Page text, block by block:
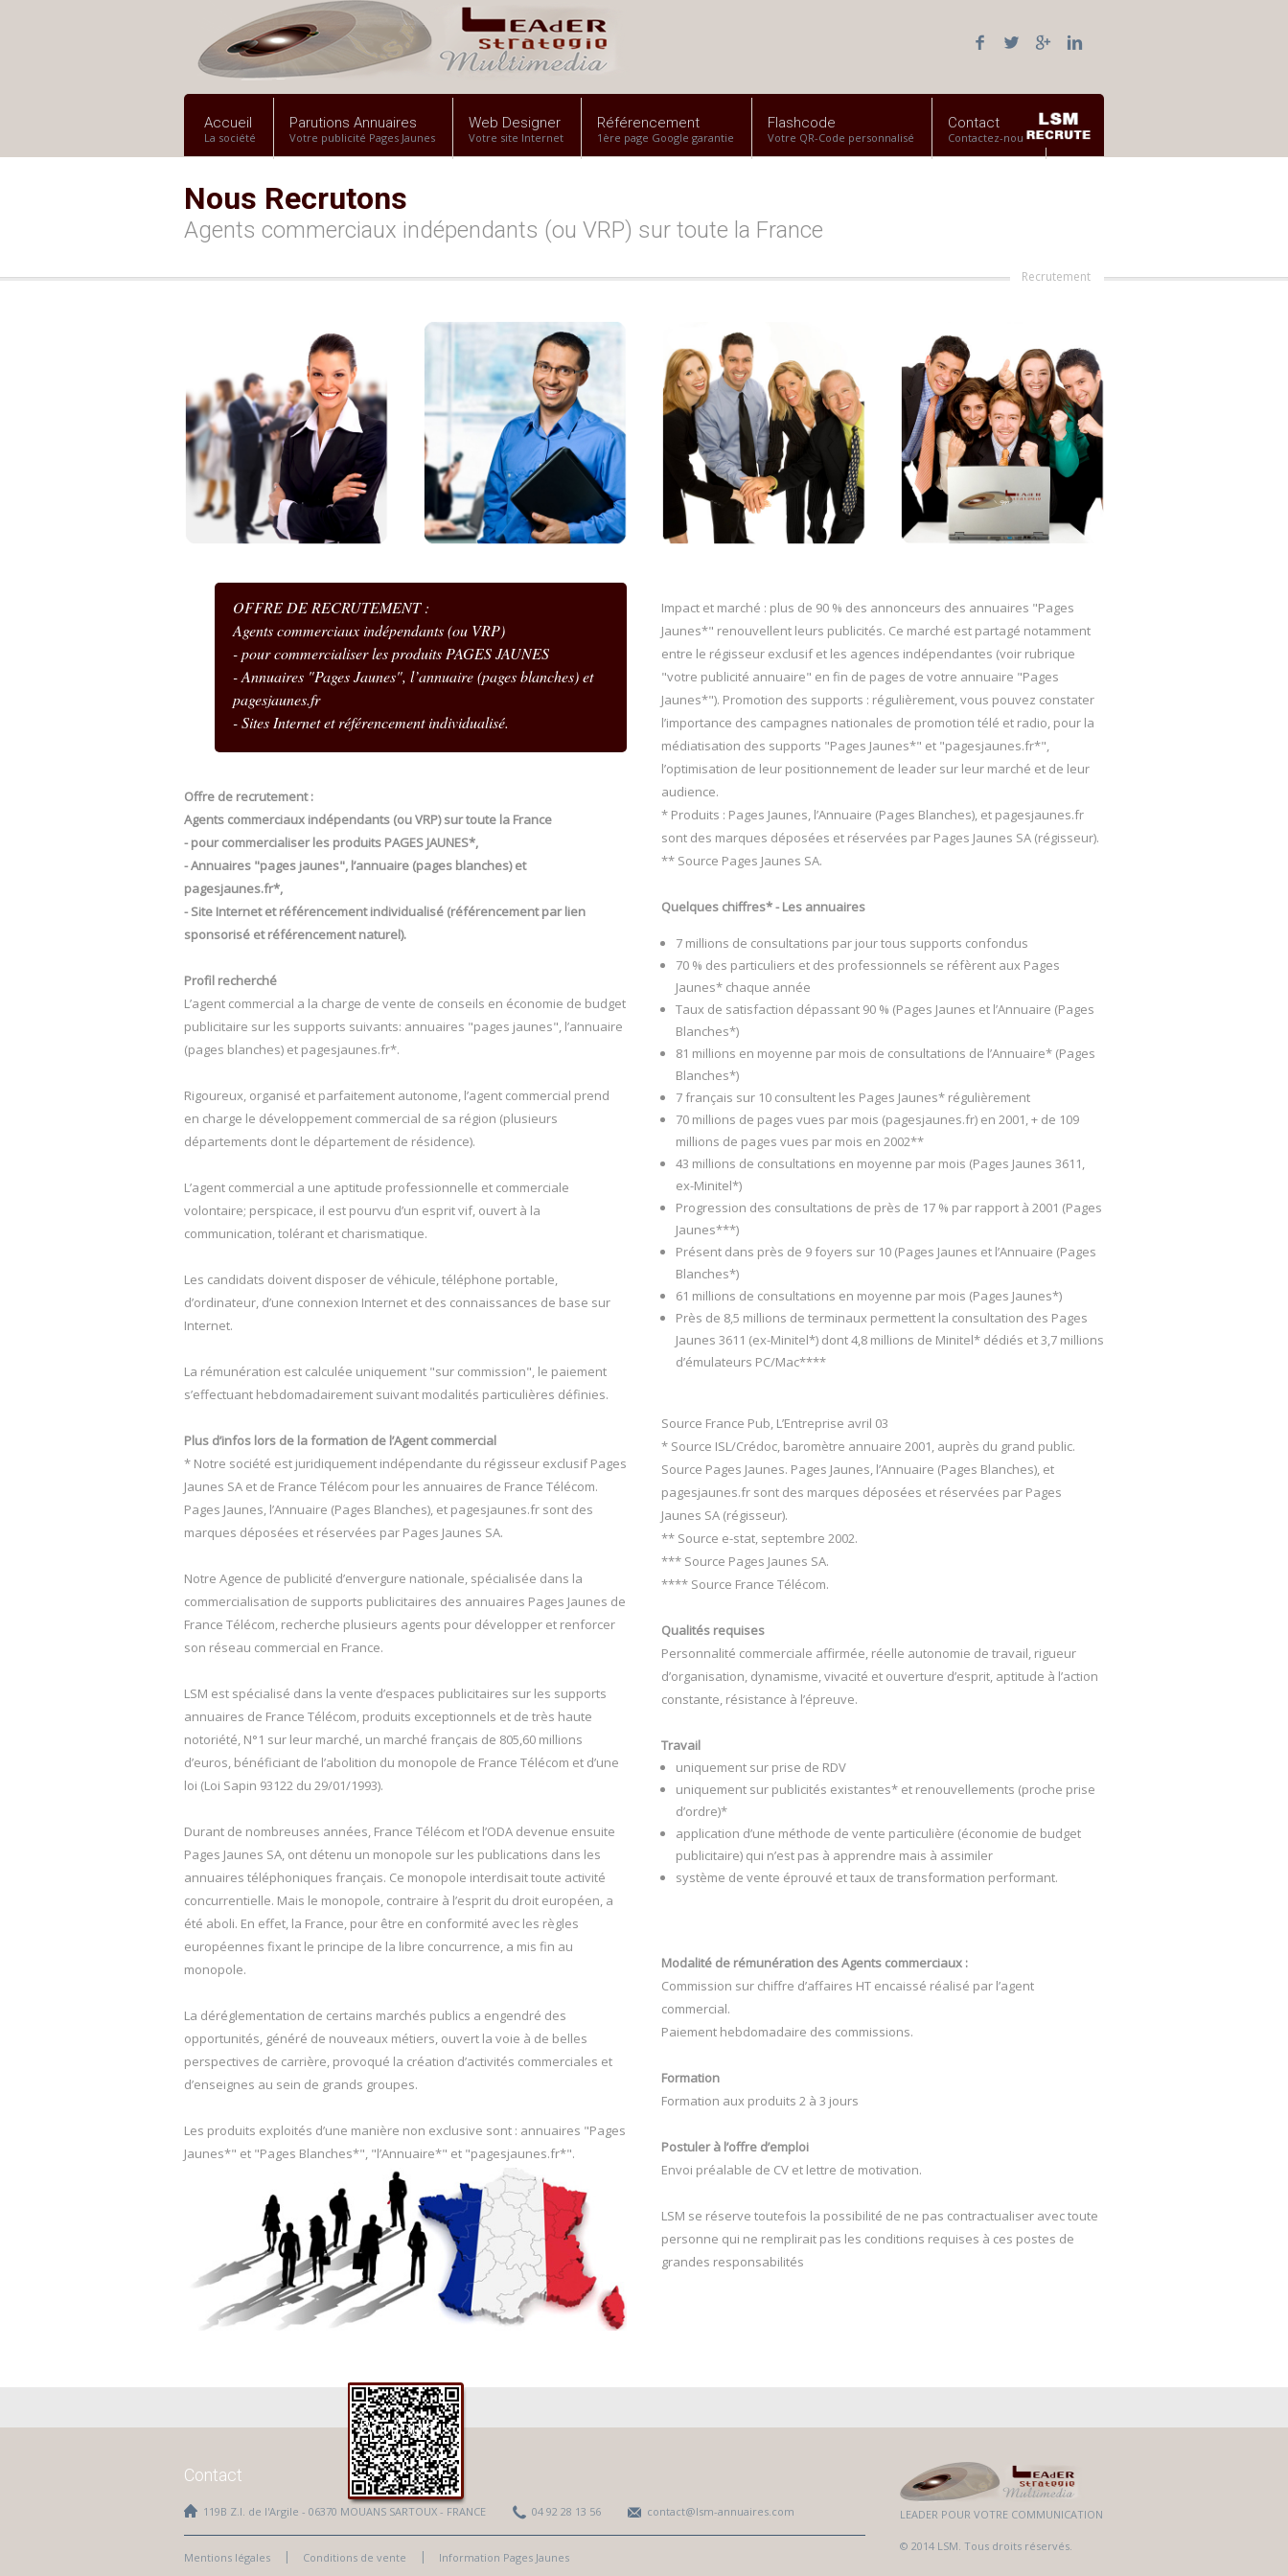
Accueil
La société
Parutions Annuaires
Votre publicité Pages Jaunes
Web Designer
Votre site Internet
Référencement
1ère page Google garantie
Flashcode
Votre QR-Code personnalisé
Contact
Contactez-nous
Nous Recrutons
Agents commerciaux indépendants (ou VRP) sur toute la France
Recrutement
OFFRE DE RECRUTEMENT :
Agents commerciaux indépendants (ou VRP)
- pour commercialiser les produits PAGES JAUNES
- Annuaires "Pages Jaunes", l’annuaire (pages blanches) et
pagesjaunes.fr
- Sites Internet et référencement individualisé.
Offre de recrutement :
Agents commerciaux indépendants (ou VRP) sur toute la France
- pour commercialiser les produits PAGES JAUNES*,
- Annuaires "pages jaunes", l’annuaire (pages blanches) et
pagesjaunes.fr*,
- Site Internet et référencement individualisé (référencement par lien
sponsorisé et référencement naturel).
Profil recherché
L’agent commercial a la charge de vente de conseils en économie de budget
publicitaire sur les supports suivants: annuaires "pages jaunes", l’annuaire
(pages blanches) et pagesjaunes.fr*.
Rigoureux, organisé et parfaitement autonome, l’agent commercial prend
en charge le développement commercial de sa région (plusieurs
départements dont le département de résidence).
L’agent commercial a une aptitude professionnelle et commerciale
volontaire; perspicace, il est pourvu d’un esprit vif, ouvert à la
communication, tolérant et charismatique.
Les candidats doivent disposer de véhicule, téléphone portable,
d’ordinateur, d’une connexion Internet et des connaissances de base sur
Internet.
La rémunération est calculée uniquement "sur commission", le paiement
s’effectuant hebdomadairement suivant modalités particulières définies.
Plus d’infos lors de la formation de l’Agent commercial
* Notre société est juridiquement indépendante du régisseur exclusif Pages
Jaunes SA et de France Télécom pour les annuaires de France Télécom.
Pages Jaunes, l’Annuaire (Pages Blanches), et pagesjaunes.fr sont des
marques déposées et réservées par Pages Jaunes SA.
Notre Agence de publicité d’envergure nationale, spécialisée dans la
commercialisation de supports publicitaires des annuaires Pages Jaunes de
France Télécom, recherche plusieurs agents pour développer et renforcer
son réseau commercial en France.
LSM est spécialisé dans la vente d’espaces publicitaires sur les supports
annuaires de France Télécom, produits exceptionnels et de très haute
notoriété, N°1 sur leur marché, un marché français de 805,60 millions
d’euros, bénéficiant de l’abolition du monopole de France Télécom et d’une
loi (Loi Sapin 93122 du 29/01/1993).
Durant de nombreuses années, France Télécom et l’ODA devenue ensuite
Pages Jaunes SA, ont détenu un monopole sur les publications dans les
annuaires téléphoniques français. Ce monopole interdisait toute activité
concurrentielle. Mais le monopole, contraire à l’esprit du droit européen, a
été aboli. En effet, la France, pour être en conformité avec les règles
européennes fixant le principe de la libre concurrence, a mis fin au
monopole.
La déréglementation de certains marchés publics a engendré des
opportunités, généré de nouveaux métiers, ouvert la voie à de belles
perspectives de carrière, provoqué la création d’activités commerciales et
d’enseignes au sein de grands groupes.
Les produits exploités d’une manière non exclusive sont : annuaires "Pages
Jaunes*" et "Pages Blanches*", "l’Annuaire*" et "pagesjaunes.fr*".
Impact et marché : plus de 90 % des annonceurs des annuaires "Pages
Jaunes*" renouvellent leurs publicités. Ce marché est partagé notamment
entre le régisseur exclusif et les agences indépendantes (voir rubrique
"votre publicité annuaire" en fin de pages de votre annuaire "Pages
Jaunes*"). Promotion des supports : régulièrement, vous pouvez constater
l’importance des campagnes nationales de promotion télé et radio, pour la
médiatisation des supports "Pages Jaunes*" et "pagesjaunes.fr*",
l’optimisation de leur positionnement de leader sur leur marché et de leur
audience.
* Produits : Pages Jaunes, l’Annuaire (Pages Blanches), et pagesjaunes.fr
sont des marques déposées et réservées par Pages Jaunes SA (régisseur).
** Source Pages Jaunes SA.
Quelques chiffres* - Les annuaires
7 millions de consultations par jour tous supports confondus
70 % des particuliers et des professionnels se réfèrent aux Pages
Jaunes* chaque année
Taux de satisfaction dépassant 90 % (Pages Jaunes et l’Annuaire (Pages
Blanches*)
81 millions en moyenne par mois de consultations de l’Annuaire* (Pages
Blanches*)
7 français sur 10 consultent les Pages Jaunes* régulièrement
70 millions de pages vues par mois (pagesjaunes.fr) en 2001, + de 109
millions de pages vues par mois en 2002**
43 millions de consultations en moyenne par mois (Pages Jaunes 3611,
ex-Minitel*)
Progression des consultations de près de 17 % par rapport à 2001 (Pages
Jaunes***)
Présent dans près de 9 foyers sur 10 (Pages Jaunes et l’Annuaire (Pages
Blanches*)
61 millions de consultations en moyenne par mois (Pages Jaunes*)
Près de 8,5 millions de terminaux permettent la consultation des Pages
Jaunes 3611 (ex-Minitel*) dont 4,8 millions de Minitel* dédiés et 3,7 millions
d’émulateurs PC/Mac****
Source France Pub, L’Entreprise avril 03
* Source ISL/Crédoc, baromètre annuaire 2001, auprès du grand public.
Source Pages Jaunes. Pages Jaunes, l’Annuaire (Pages Blanches), et
pagesjaunes.fr sont des marques déposées et réservées par Pages
Jaunes SA (régisseur).
** Source e-stat, septembre 2002.
*** Source Pages Jaunes SA.
**** Source France Télécom.
Qualités requises
Personnalité commerciale affirmée, réelle autonomie de travail, rigueur
d’organisation, dynamisme, vivacité et ouverture d’esprit, aptitude à l’action
constante, résistance à l’épreuve.
Travail
uniquement sur prise de RDV
uniquement sur publicités existantes* et renouvellements (proche prise
d’ordre)*
application d’une méthode de vente particulière (économie de budget
publicitaire) qui n’est pas à apprendre mais à assimiler
système de vente éprouvé et taux de transformation performant.
Modalité de rémunération des Agents commerciaux :
Commission sur chiffre d’affaires HT encaissé réalisé par l’agent
commercial.
Paiement hebdomadaire des commissions.
Formation
Formation aux produits 2 à 3 jours
Postuler à l’offre d’emploi
Envoi préalable de CV et lettre de motivation.
LSM se réserve toutefois la possibilité de ne pas contractualiser avec toute
personne qui ne remplirait pas les conditions requises à ces postes de
grandes responsabilités
Contact
Bonjour
119B Z.I. de l'Argile - 06370 MOUANS SARTOUX - FRANCE 04 92 28 13 56 contact@lsm-annuaires.com
Mentions légales Conditions de vente Information Pages Jaunes
LEADER POUR VOTRE COMMUNICATION
© 2014 LSM. Tous droits réservés.